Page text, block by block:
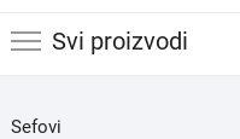
Svi proizvodi
Sefovi